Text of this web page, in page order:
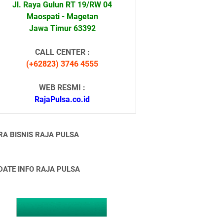
Jl. Raya Gulun RT 19/RW 04
Maospati - Magetan
Jawa Timur 63392
CALL CENTER :
(+62823) 3746 4555
WEB RESMI :
RajaPulsa.co.id
BISNIS RAJA PULSA
INFO RAJA PULSA